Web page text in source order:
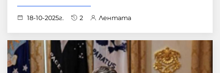
18-10-2025г. 2 Лентата